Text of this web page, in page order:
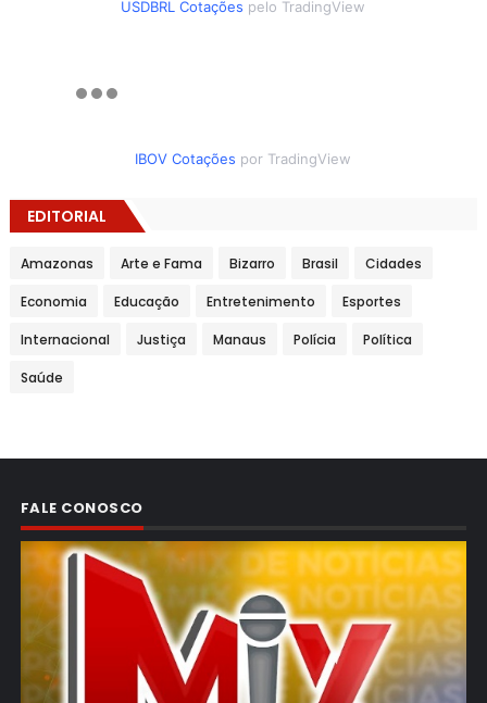
USDBRL Cotações pelo TradingView
IBOV Cotações por TradingView
EDITORIAL
Amazonas Arte e Fama Bizarro Brasil Cidades
Economia Educação Entretenimento Esportes
Internacional Justiça Manaus Polícia Política
Saúde
FALE CONOSCO